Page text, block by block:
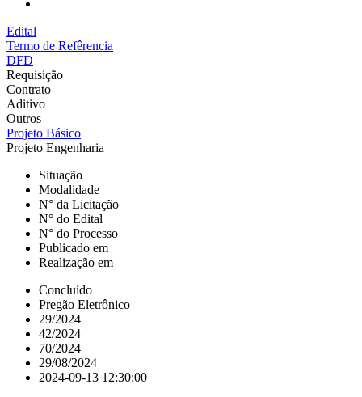
Edital
Termo de Refêrencia
DFD
Requisição
Contrato
Aditivo
Outros
Projeto Básico
Projeto Engenharia
Situação
Modalidade
N° da Licitação
N° do Edital
N° do Processo
Publicado em
Realização em
Concluído
Pregão Eletrônico
29/2024
42/2024
70/2024
29/08/2024
2024-09-13 12:30:00